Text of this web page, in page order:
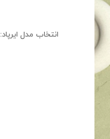
انتخاب مدل ایرپاد: